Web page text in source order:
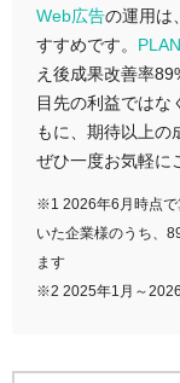
Web広告の運用は
すすめです。
え後成果改善率
目先の利益ではな
もに、期待以上の
ぜひ一度お気軽に
※1 2026年6月時点で
いた企業様のうち、
ます
※2 2025年1月～